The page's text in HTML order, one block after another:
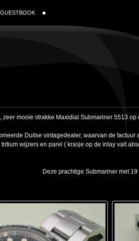
GUESTBOOK
zeer mooie strakke Maxidial Submariner 5513
Duitse vintagedealer, waarvan de
wijzers en parel ( krasje op de inlay valt
Deze prachtige Submariner met